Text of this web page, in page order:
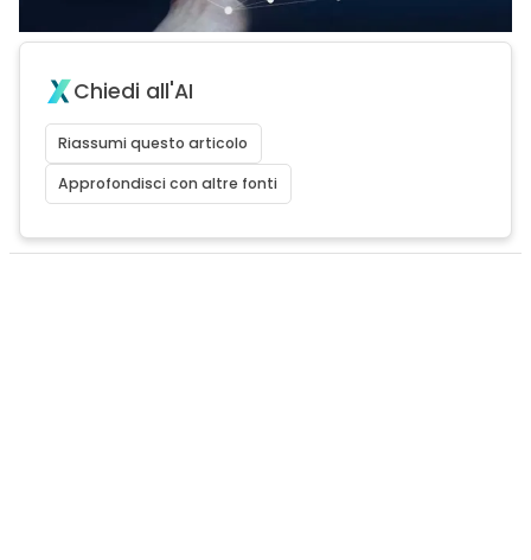
Chiedi all'AI
Riassumi questo articolo
Approfondisci con altre fonti